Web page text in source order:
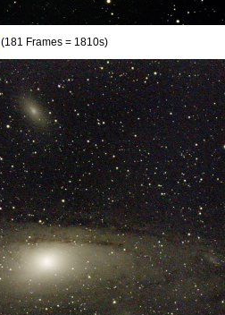
(181 Frames = 1810s)